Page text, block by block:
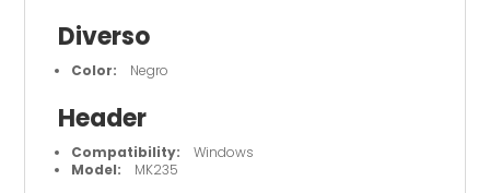
Diverso
Color: Negro
Header
Compatibility: Windows
Model: MK235